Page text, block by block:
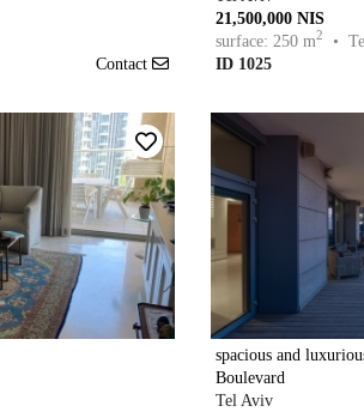
Contact
21,500,000 NIS
surface: 250 m2
•
ID 1025
spacious and
Boulevard
Tel Aviv